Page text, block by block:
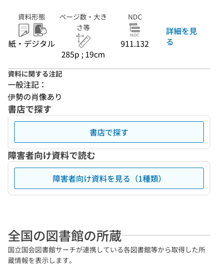
資料形態
紙・デジタル
ページ数・大き
さ等
285p ; 19cm
NDC
911.132
詳細を見
る
資料に関する注記
一般注記：
伊勢の肖像あり
書店で探す
書店で探す
障害者向け資料で読む
障害者向け資料を見る（1種類）
全国の図書館の所蔵
国立国会図書館サーチが連携している各図書館等から取得した所
蔵情報を表示します。